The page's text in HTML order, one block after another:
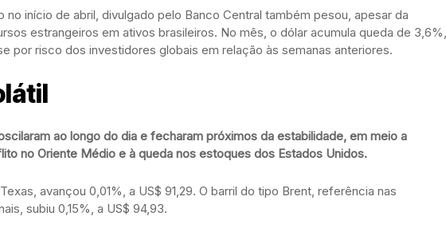
no início de abril, divulgado pelo Banco Central também pesou, apesar da
estrangeiros em ativos brasileiros. No mês, o dólar acumula queda de 3,6%,
por risco dos investidores globais em relação às semanas anteriores.
ao longo do dia e fecharam próximos da estabilidade, em meio a
no Oriente Médio e à queda nos estoques dos Estados Unidos.
avançou 0,01%, a US$ 91,29. O barril do tipo Brent, referência nas
subiu 0,15%, a US$ 94,93.